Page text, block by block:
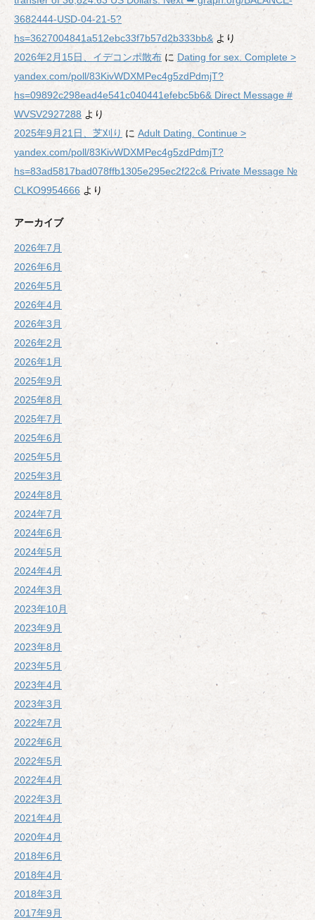
3682444-USD-04-21-5?
hs=3627004841a512ebc33f7b57d2b333bb& より
2026年2月15日、イデコンポ散布 に Dating for sex. Complete >
yandex.com/poll/83KivWDXMPec4g5zdPdmjT?
hs=09892c298ead4e541c040441efebc5b6& Direct Message #
WVSV2927288 より
2025年9月21日、芝刈り に Adult Dating. Continue >
yandex.com/poll/83KivWDXMPec4g5zdPdmjT?
hs=83ad5817bad078ffb1305e295ec2f22c& Private Message №
CLKO9954666 より
アーカイブ
2026年7月
2026年6月
2026年5月
2026年4月
2026年3月
2026年2月
2026年1月
2025年9月
2025年8月
2025年7月
2025年6月
2025年5月
2025年3月
2024年8月
2024年7月
2024年6月
2024年5月
2024年4月
2024年3月
2023年10月
2023年9月
2023年8月
2023年5月
2023年4月
2023年3月
2022年7月
2022年6月
2022年5月
2022年4月
2022年3月
2021年4月
2020年4月
2018年6月
2018年4月
2018年3月
2017年9月